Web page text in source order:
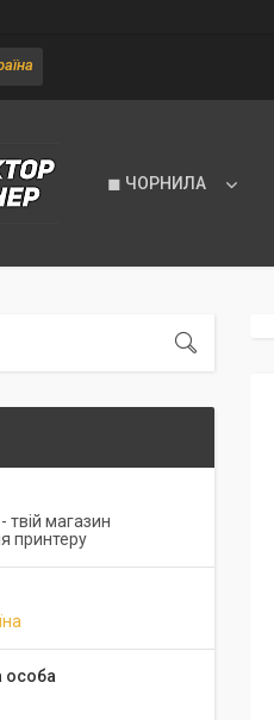
◼ ЧОРНИЛА
твій магазин
принтеру